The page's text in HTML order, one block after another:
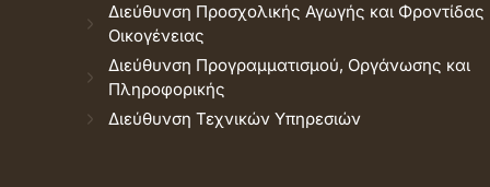
Διεύθυνση Προσχολικής Αγωγής και Φροντίδας
Οικογένειας
Διεύθυνση Προγραμματισμού, Οργάνωσης και
Πληροφορικής
Διεύθυνση Τεχνικών Υπηρεσιών